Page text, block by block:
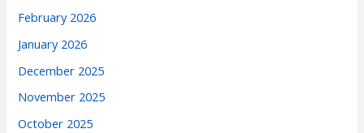
February 2026
January 2026
December 2025
November 2025
October 2025